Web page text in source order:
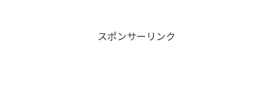
スポンサーリンク